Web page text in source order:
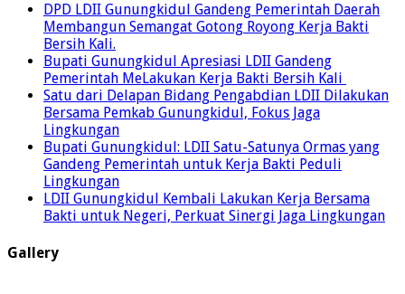
DPD LDII Gunungkidul Gandeng Pemerintah Daerah
Membangun Semangat Gotong Royong Kerja Bakti
Bersih Kali.
Bupati Gunungkidul Apresiasi LDII Gandeng
Pemerintah MeLakukan Kerja Bakti Bersih Kali ‎
Satu dari Delapan Bidang Pengabdian LDII Dilakukan
Bersama Pemkab Gunungkidul, Fokus Jaga
Lingkungan
Bupati Gunungkidul: LDII Satu-Satunya Ormas yang
Gandeng Pemerintah untuk Kerja Bakti Peduli
Lingkungan
LDII Gunungkidul Kembali Lakukan Kerja Bersama
Bakti untuk Negeri, Perkuat Sinergi Jaga Lingkungan
Gallery